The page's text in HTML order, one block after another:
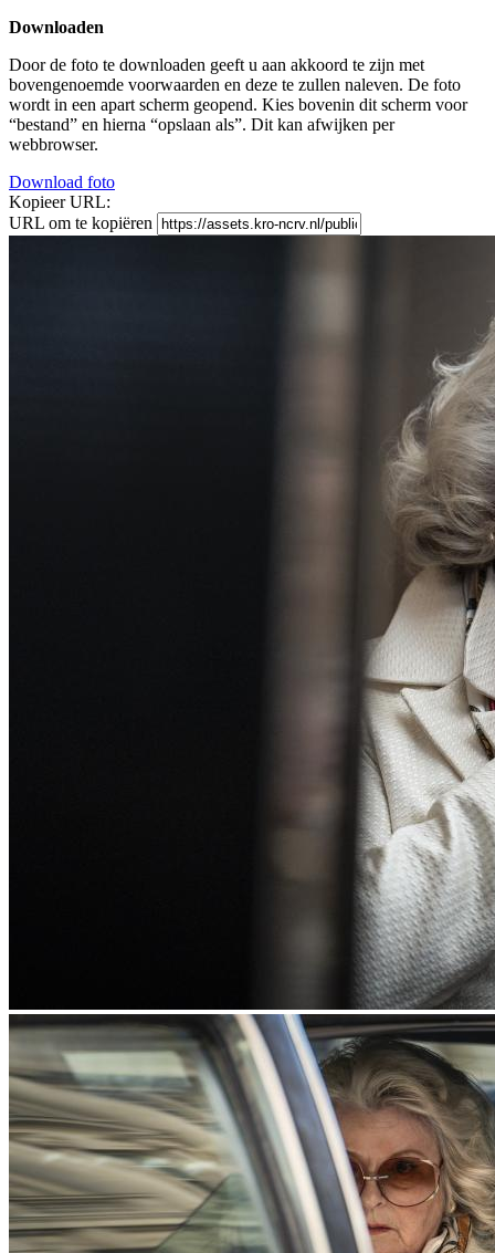
Downloaden
Door de foto te downloaden geeft u aan akkoord te zijn met
bovengenoemde voorwaarden en deze te zullen naleven. De foto
wordt in een apart scherm geopend. Kies bovenin dit scherm voor
“bestand” en hierna “opslaan als”. Dit kan afwijken per
webbrowser.
Download foto
Kopieer URL:
URL om te kopiëren